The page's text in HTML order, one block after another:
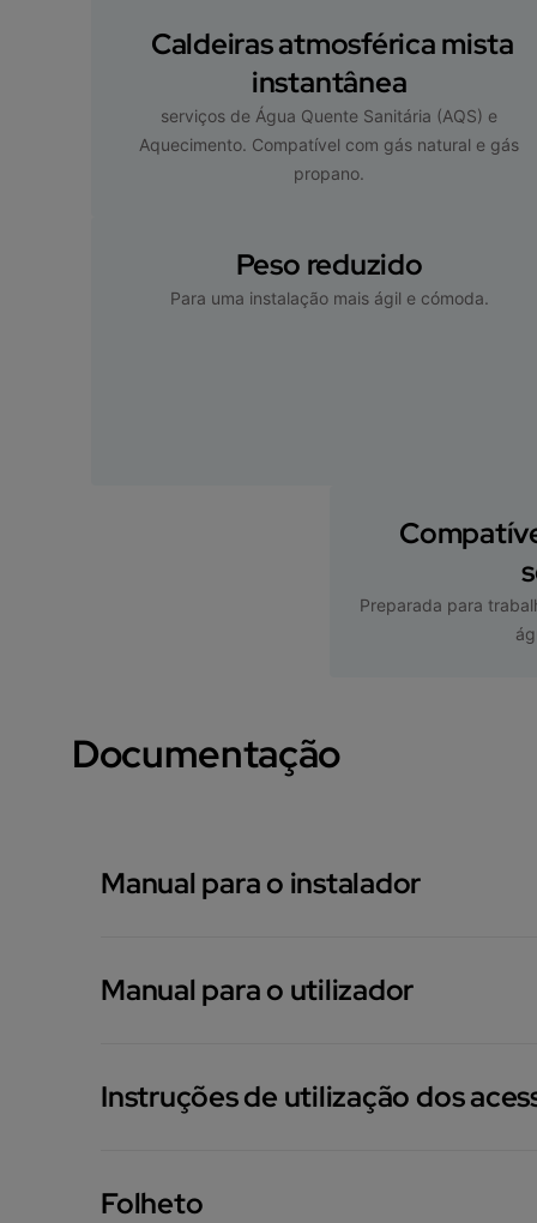
Caldeiras atmosférica mista
instantânea
serviços de Água Quente Sanitária (AQS) e
Aquecimento. Compatível com gás natural e gás
propano.
Peso reduzido
Para uma instalação mais ágil e cómoda.
Preparada para
Documentação
Manual para o instalador
Manual para o utilizador
Instruções de utilização dos
Folheto